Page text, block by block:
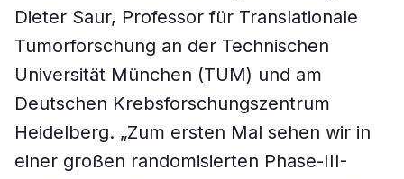
Dieter Saur, Professor für Translationale
Tumorforschung an der Technischen
Universität München (TUM) und am
Deutschen Krebsforschungszentrum
Heidelberg. „Zum ersten Mal sehen wir in
einer großen randomisierten Phase-III-